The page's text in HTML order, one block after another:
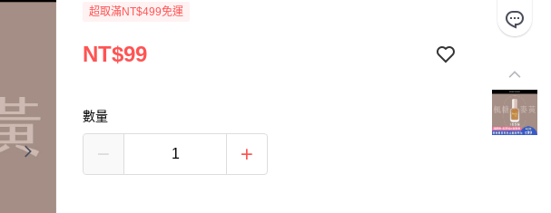
超取滿NT$499免運
NT$99
數量